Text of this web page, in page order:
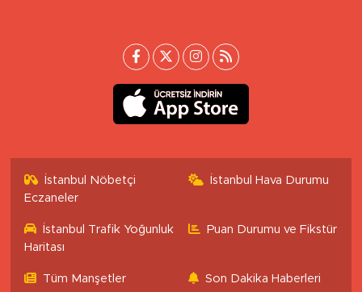
İstanbul Nöbetçi
Eczaneler
İstanbul Hava Durumu
İstanbul Trafik Yoğunluk
Haritası
Puan Durumu ve Fikstür
Tüm Manşetler Son Dakika Haberleri